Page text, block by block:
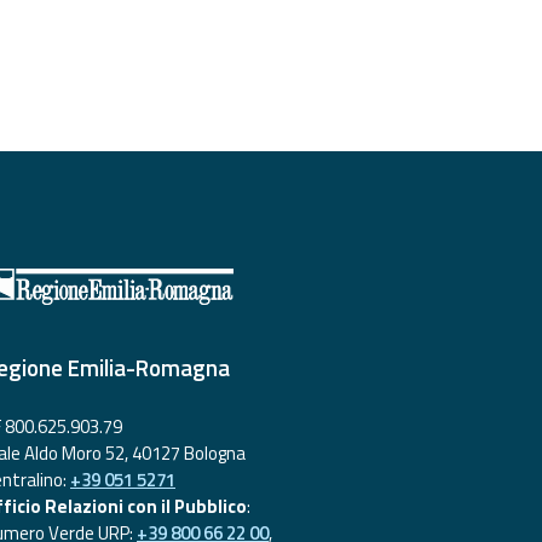
Emilia-Romagna
800.625.903.79
Aldo Moro 52, 40127 Bologna
+39 051 5271
Relazioni con il Pubblico:
Verde URP: +39 800 66 22 00,